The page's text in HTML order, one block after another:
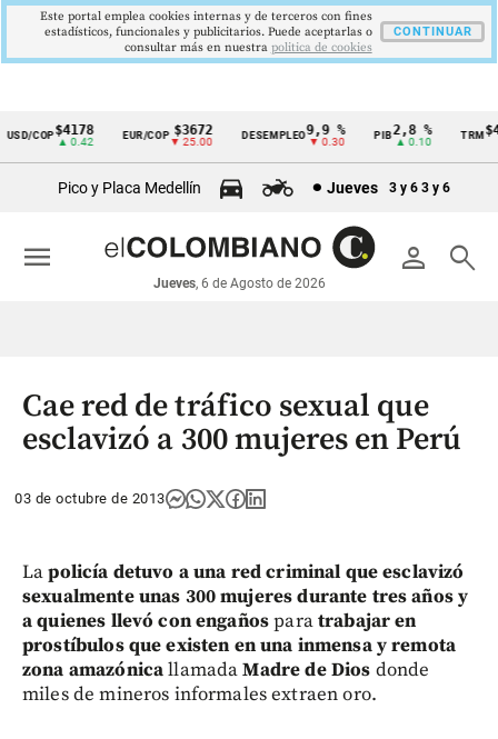
Cintillo
económicos
Colombia
COP$4178
▲ 0.42
EUR/COP $3672
▼ 25.00
DESEMPLEO 9,9 %
▼ 0.30
PIB2,8 %
▲ 0.10
TRM
Pico y Placa Medellín Jueves 3 y 6 3 y 6
person search
Jueves, 6 de Agosto de 2026
menu
Cae red de tráfico sexual que
esclavizó a 300 mujeres en Perú
03 de octubre de 2013
Lapolicía detuvo a una red criminal que esclavizó
sexualmente unas 300 mujeresdurante tres añosy
a quienes llevó con engañosparatrabajar en
prostíbulos que existen en una inmensay remota
zona amazónicallamadaMadre de Dios donde
miles de mineros informales extraen oro.
Este portal emplea cookies internas y de terceros con fines
estadísticos, funcionales y publicitarios. Puede aceptarlas o
consultar más en nuestra politica de cookies
CONTINUAR